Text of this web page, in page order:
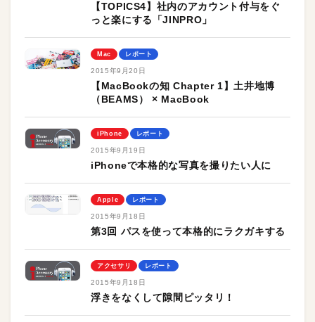
【TOPICS4】社内のアカウント付与をぐ
っと楽にする「JINPRO」
Mac レポート
2015年9月20日
【MacBookの知 Chapter 1】土井地博
（BEAMS） × MacBook
iPhone レポート
2015年9月19日
iPhoneで本格的な写真を撮りたい人に
Apple レポート
2015年9月18日
第3回 パスを使って本格的にラクガキする
アクセサリ レポート
2015年9月18日
浮きをなくして隙間ピッタリ！